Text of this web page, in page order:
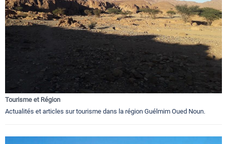
Tourisme et Région
Actualités et articles sur tourisme dans la région Guélmim Oued Noun.